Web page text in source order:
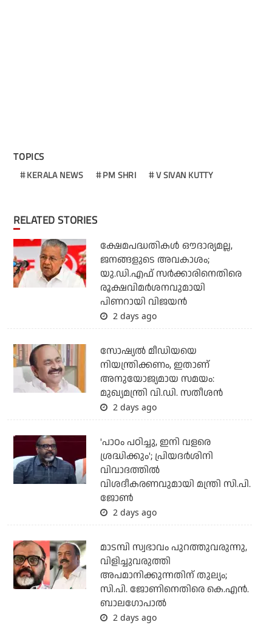
TOPICS
KERALA NEWS PM SHRI V SIVAN KUTTY
RELATED STORIES
ക്ഷേമപദ്ധതികള്‍ ഔദാര്യമല്ല,
ജനങ്ങളുടെ അവകാശം;
യു.ഡി.എഫ് സര്‍ക്കാരിനെതിരെ
രൂക്ഷവിമര്‍ശനവുമായി
പിണറായി വിജയന്‍
2 days ago
സോഷ്യല്‍ മീഡിയയെ
നിയന്ത്രിക്കണം, ഇതാണ്
അനുയോജ്യമായ സമയം:
മുഖ്യമന്ത്രി വി.ഡി. സതീശന്‍
2 days ago
'പാഠം പഠിച്ചു, ഇനി വളരെ
ശ്രദ്ധിക്കും'; പ്രിയദര്‍ശിനി
വിവാദത്തില്‍
വിശദീകരണവുമായി മന്ത്രി സി.പി.
ജോണ്‍
2 days ago
മാടമ്പി സ്വഭാവം പുറത്തുവരുന്നു,
വിളിച്ചുവരുത്തി
അപമാനിക്കുന്നതിന് തുല്യം;
സി.പി. ജോണിനെതിരെ കെ.എന്‍.
ബാലഗോപാല്‍
2 days ago